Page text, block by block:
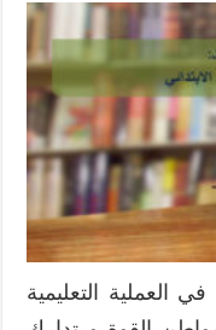
العملية التعليمية